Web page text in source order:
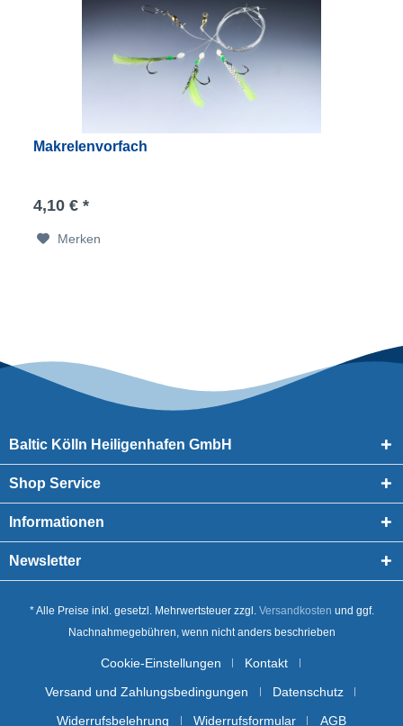
Makrelenvorfach
4,10 € *
Merken
Baltic Kölln Heiligenhafen GmbH
Shop Service
Informationen
Newsletter
* Alle Preise inkl. gesetzl. Mehrwertsteuer zzgl. Versandkosten und ggf.
Nachnahmegebühren, wenn nicht anders beschrieben
Cookie-Einstellungen
Kontakt
Versand und Zahlungsbedingungen
Datenschutz
Widerrufsbelehrung
Widerrufsformular AGB